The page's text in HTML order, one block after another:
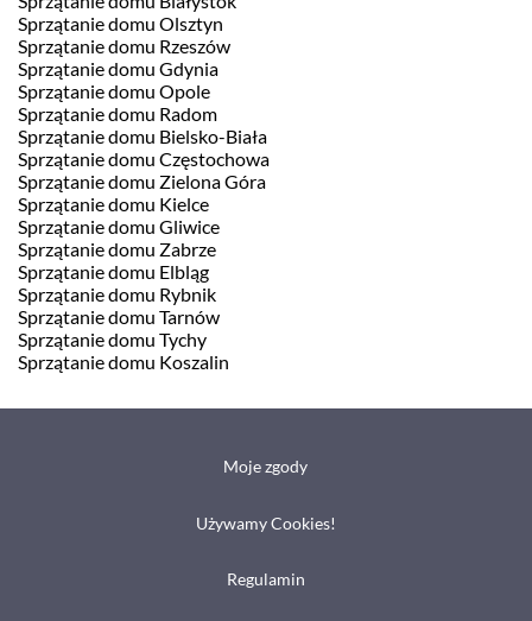
Sprzątanie domu Olsztyn
Sprzątanie domu Rzeszów
Sprzątanie domu Gdynia
Sprzątanie domu Opole
Sprzątanie domu Radom
Sprzątanie domu Bielsko-Biała
Sprzątanie domu Częstochowa
Sprzątanie domu Zielona Góra
Sprzątanie domu Kielce
Sprzątanie domu Gliwice
Sprzątanie domu Zabrze
Sprzątanie domu Elbląg
Sprzątanie domu Rybnik
Sprzątanie domu Tarnów
Sprzątanie domu Tychy
Sprzątanie domu Koszalin
Moje zgody
Używamy Cookies!
Regulamin